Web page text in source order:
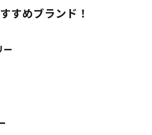
すめブランド！
ー